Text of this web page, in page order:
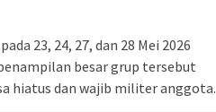
23, 24, 27, dan 28 Mei 2026
besar grup tersebut
hiatus dan wajib militer anggota.